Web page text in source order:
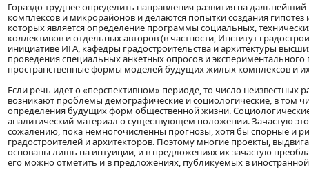
Гораздо труднее определить направления развития на
комплексов и микрорайонов и делаются попытки создания
которых является определение программы социальных,
коллективов и отдельных авторов (в частности, Институт
инициативе ИГА, кафедры градостроительства и архитектуры
проведения специальных анкетных опросов и
пространственные формы моделей будущих жилых комплексов и
Если речь идет о «перспективном» периоде, то число неизвестных
возникают проблемы демографические и социологические, в том
определения будущих форм общественной жизни.
аналитический материал о существующем положении. Зачастую
сожалению, пока немногочисленны прогнозы, хотя бы спорные и
градостроителей и архитекторов. Поэтому многие проекты,
основаны лишь на интуиции, и в предложениях их зачастую
его можно отметить и в предложениях, публикуемых в